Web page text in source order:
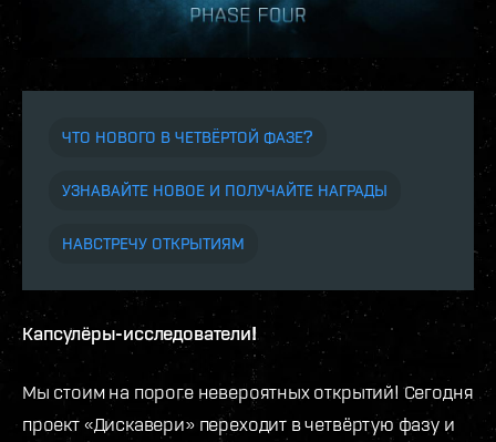
ЧТО НОВОГО В ЧЕТВЁРТОЙ ФАЗЕ?
УЗНАВАЙТЕ НОВОЕ И ПОЛУЧАЙТЕ НАГРАДЫ
НАВСТРЕЧУ ОТКРЫТИЯМ
Капсулёры-исследователи!
Мы стоим на пороге невероятных открытий! Сегодня
проект «Дискавери» переходит в четвёртую фазу и